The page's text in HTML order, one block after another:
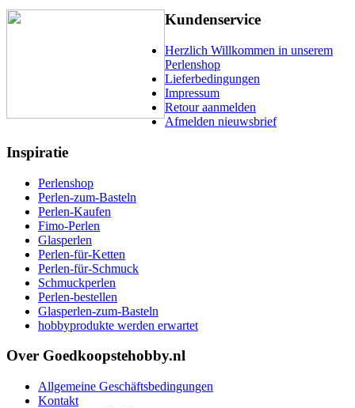
Kundenservice
Herzlich Willkommen in unserem
Perlenshop
Lieferbedingungen
Impressum
Retour aanmelden
Afmelden nieuwsbrief
Inspiratie
Perlenshop
Perlen-zum-Basteln
Perlen-Kaufen
Fimo-Perlen
Glasperlen
Perlen-für-Ketten
Perlen-für-Schmuck
Schmuckperlen
Perlen-bestellen
Glasperlen-zum-Basteln
hobbyprodukte werden erwartet
Over Goedkoopstehobby.nl
Allgemeine Geschäftsbedingungen
Kontakt